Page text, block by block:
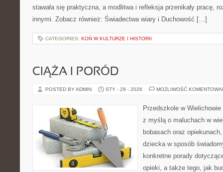
stawała się praktyczna, a modlitwa i refleksja przenikały pracę,
innymi. Zobacz również: Świadectwa wiary i Duchowość […]
CATEGORIES: KOŃ W KULTURZE I HISTORII
CIĄŻA I PORÓD
POSTED BY ADMIN STY - 29 - 2026 MOŻLIWOŚĆ
Przedszkole w
z myślą o maluchach w
bobasach oraz
dziecka w sposób
konkretne porady
opieki, a także tego, jak